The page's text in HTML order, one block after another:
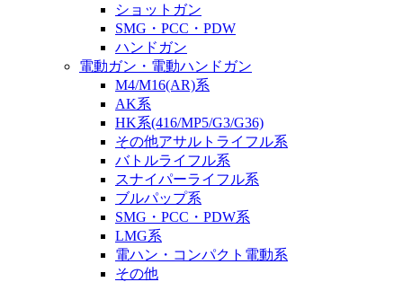
ショットガン
SMG・PCC・PDW
ハンドガン
電動ガン・電動ハンドガン
M4/M16(AR)系
AK系
HK系(416/MP5/G3/G36)
その他アサルトライフル系
バトルライフル系
スナイパーライフル系
ブルパップ系
SMG・PCC・PDW系
LMG系
電ハン・コンパクト電動系
その他